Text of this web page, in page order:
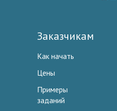
Заказчикам
Как начать
Цены
Примеры
заданий